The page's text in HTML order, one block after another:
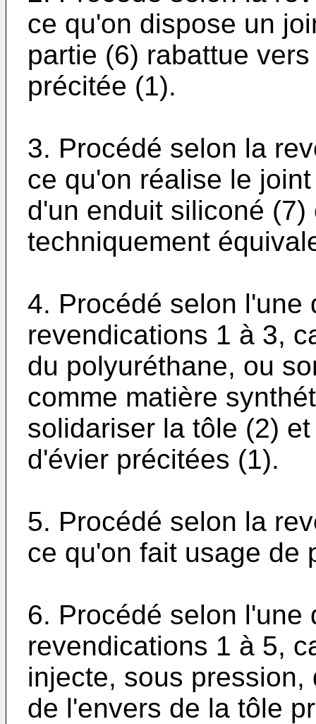
ce qu'on dispose un
partie (6) rabattue
précitée (1).
3. Procédé selon la
ce qu'on réalise le
d'un enduit siliconé
techniquement
4. Procédé selon l'une
revendications 1 à 3,
du polyuréthane, ou
comme matière
solidariser la tôle (2)
d'évier précitées (1).
5. Procédé selon la
ce qu'on fait usage de
6. Procédé selon l'une
revendications 1 à 5,
injecte, sous
de l'envers de la tôle